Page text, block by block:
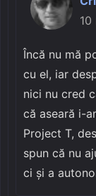
10
Încă nu mă
cu el, iar
nici nu cred
că aseară i-
Project T,
spun că nu
ci și a